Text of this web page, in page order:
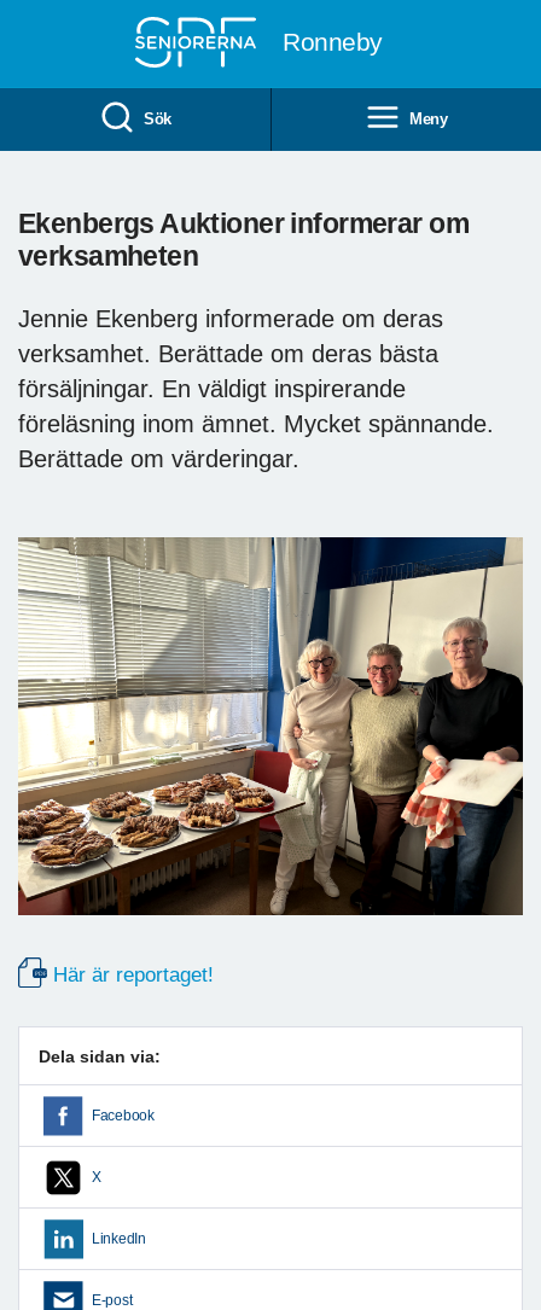
Ronneby
Sök Meny
Ekenbergs Auktioner informerar om
verksamheten
Jennie Ekenberg informerade om deras
verksamhet. Berättade om deras bästa
försäljningar. En väldigt inspirerande
föreläsning inom ämnet. Mycket spännande.
Berättade om värderingar.
Här är reportaget!
Dela sidan via:
Facebook
X
LinkedIn
E-post